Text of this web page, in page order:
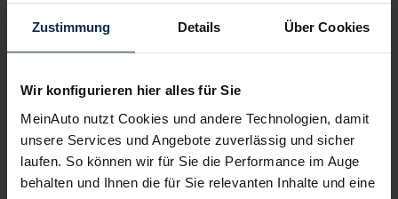
Zustimmung Details Über Cookies
Wir konfigurieren hier alles für Sie
MeinAuto nutzt Cookies und andere Technologien, damit
unsere Services und Angebote zuverlässig und sicher
laufen. So können wir für Sie die Performance im Auge
behalten und Ihnen die für Sie relevanten Inhalte und eine
Name von Toyotas Mittelklasse-SUV. Zum Glück haben sich
die Autobauer aus Japan entschieden, das Modell unter der
Abkürzung RAV4 zu verkaufen. Wir testen, was er kann.
Artikel lesen
Weitere Artikel im Automagazin